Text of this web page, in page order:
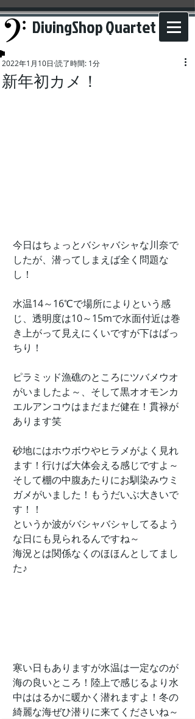
DivingShop Quartet
新年初カメ！
2022年1月10日 読了時間: 1分
今日はちょっとバシャバシャな川奈で
したが、潜ってしまえば全く問題な
し！
水温14～16℃で場所によりという感
じ、透明度は10～15mで水面付近は巻
き上がって見えにくいですが下はばっ
ちり！
ピラミッド漁礁のところにツバメウオ
がいましたよ～、そして黒オオモンカ
エルアンコウはまだまだ健在！貫禄が
あります笑
砂地にはホウボウやヒラメがよく見れ
ます！行けば大体会える感じですよ～
そして棚の中腹あたりにお馴染みウミ
ガメがいました！もうだいぶ大きいで
す！！
というか波がバシャバシャしてるよう
な日にも見られるんですね～
海況とは関係なくのほほんとしてまし
た♪
寒い日もありますが水温は一定なのが
海の良いところ！陸上で感じるより水
中ははるかに暖かく潜れますよ！冬の
綺麗な海ぜひ潜りに来てくださいね～